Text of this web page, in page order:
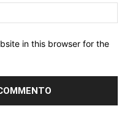
in this browser for the